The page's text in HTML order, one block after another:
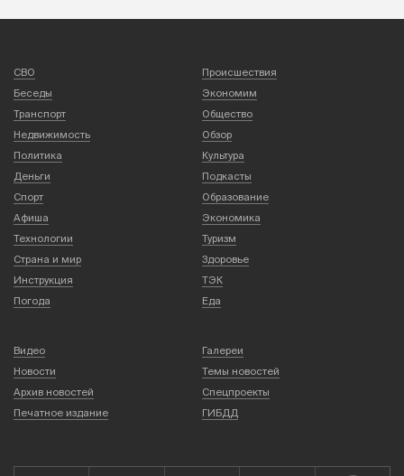
СВО
Происшествия
Беседы
Экономим
Транспорт
Общество
Недвижимость
Обзор
Политика
Культура
Деньги
Подкасты
Спорт
Образование
Афиша
Экономика
Технологии
Туризм
Страна и мир
Здоровье
Инструкция
ТЭК
Погода
Еда
Видео
Галереи
Новости
Темы новостей
Архив новостей
Спецпроекты
Печатное издание
ГИБДД